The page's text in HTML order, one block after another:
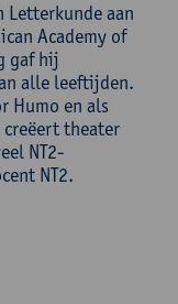
Letterkunde aan
Academy of
gaf hij
alle leeftijden.
Humo en als
theater
NT2-
NT2.